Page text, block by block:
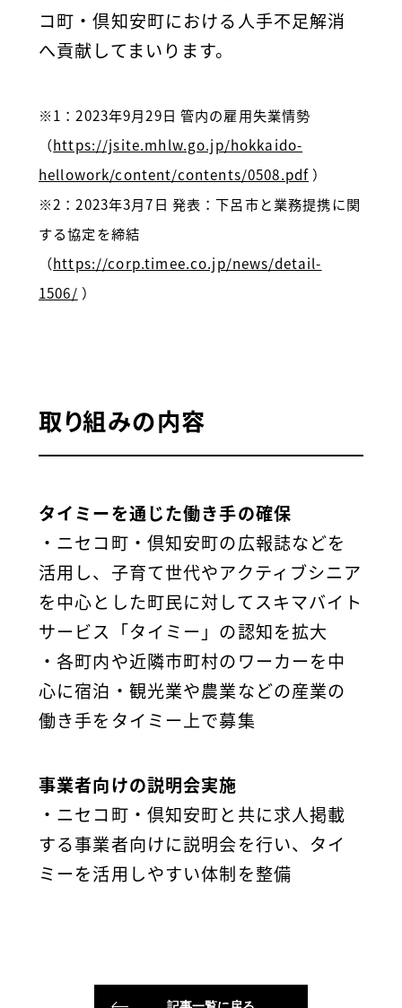
コ町・倶知安町における人手不足解消
へ貢献してまいります。
※1：2023年9月29日 管内の雇用失業情勢
（https://jsite.mhlw.go.jp/hokkaido-
hellowork/content/contents/0508.pdf ）
※2：2023年3月7日 発表：下呂市と業務提携に関
する協定を締結
（https://corp.timee.co.jp/news/detail-
1506/ ）
取り組みの内容
タイミーを通じた働き手の確保
・ニセコ町・倶知安町の広報誌などを
活用し、子育て世代やアクティブシニア
を中心とした町民に対してスキマバイト
サービス「タイミー」の認知を拡大
・各町内や近隣市町村のワーカーを中
心に宿泊・観光業や農業などの産業の
働き手をタイミー上で募集
事業者向けの説明会実施
・ニセコ町・倶知安町と共に求人掲載
する事業者向けに説明会を行い、タイ
ミーを活用しやすい体制を整備